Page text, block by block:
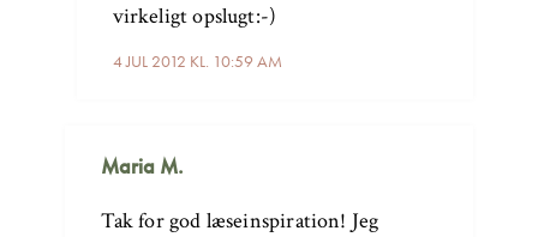
4 JUL 2012 KL. 10:59 AM
virkeligt opslugt:-)
Maria M.
Tak for god læseinspiration! Jeg